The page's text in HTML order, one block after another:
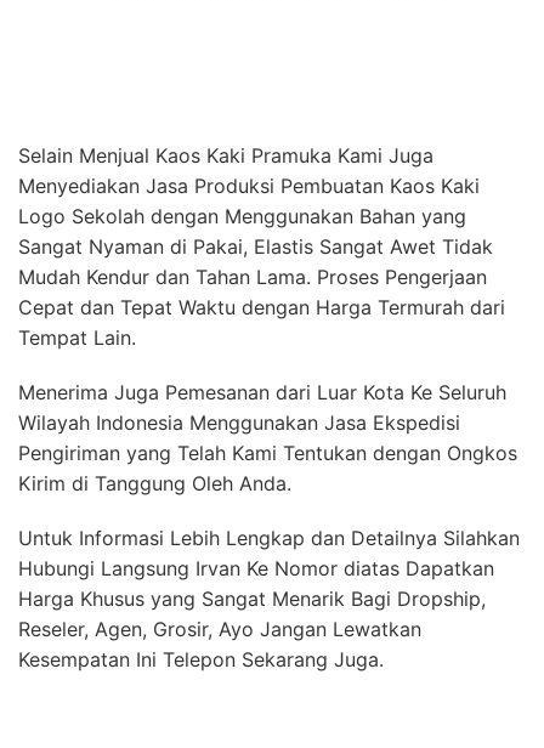
Selain Menjual Kaos Kaki Pramuka Kami Juga
Menyediakan Jasa Produksi Pembuatan Kaos Kaki
Logo Sekolah dengan Menggunakan Bahan yang
Sangat Nyaman di Pakai, Elastis Sangat Awet Tidak
Mudah Kendur dan Tahan Lama. Proses Pengerjaan
Cepat dan Tepat Waktu dengan Harga Termurah dari
Tempat Lain.
Menerima Juga Pemesanan dari Luar Kota Ke Seluruh
Wilayah Indonesia Menggunakan Jasa Ekspedisi
Pengiriman yang Telah Kami Tentukan dengan Ongkos
Kirim di Tanggung Oleh Anda.
Untuk Informasi Lebih Lengkap dan Detailnya Silahkan
Hubungi Langsung Irvan Ke Nomor diatas Dapatkan
Harga Khusus yang Sangat Menarik Bagi Dropship,
Reseler, Agen, Grosir, Ayo Jangan Lewatkan
Kesempatan Ini Telepon Sekarang Juga.